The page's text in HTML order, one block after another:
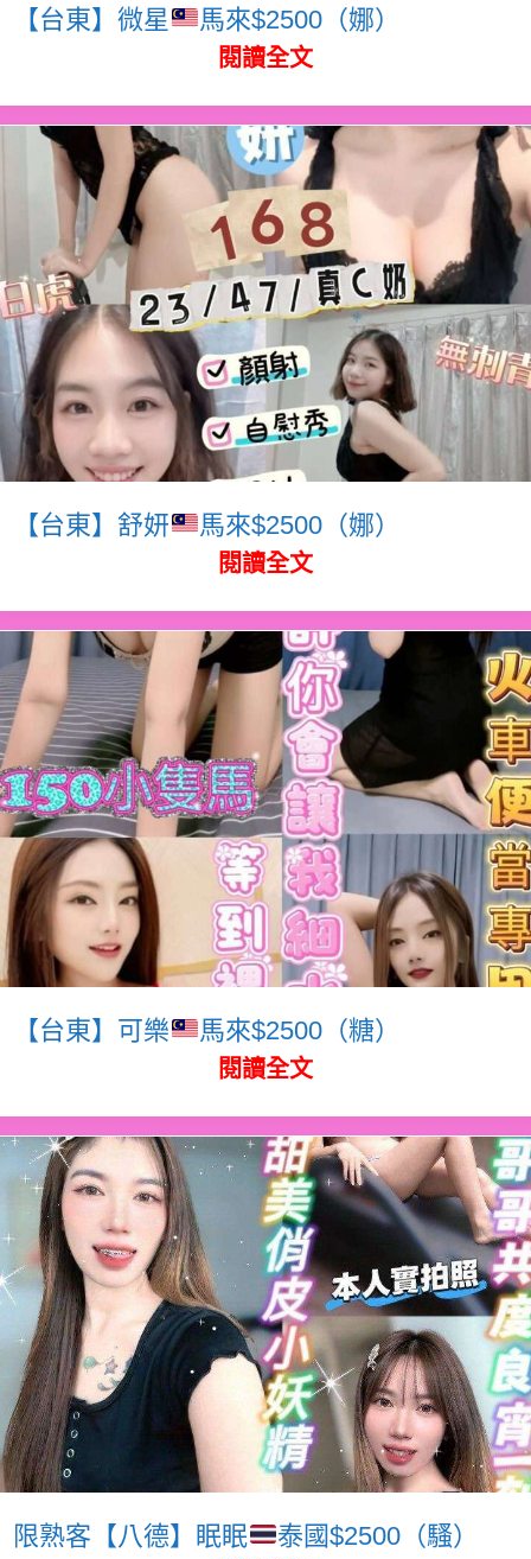
【台東】微星 馬來$2500（娜）
閱讀全文
【台東】舒妍 馬來$2500（娜）
閱讀全文
【台東】可樂 馬來$2500（糖）
閱讀全文
限熟客【八德】眠眠 泰國$2500（騷）